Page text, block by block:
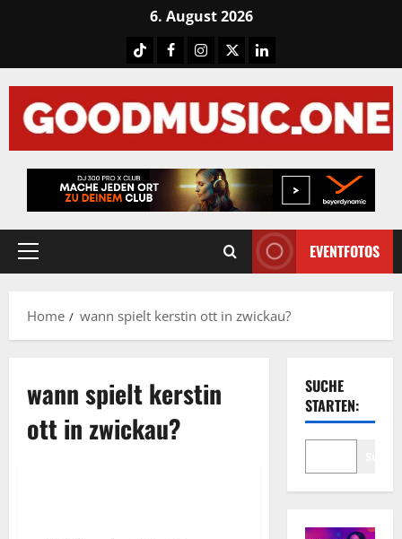
6. August 2026
TiktokFacebook
Instagram
X LinkedIN
Primary
EVENTFOTOS
Home wann spielt kerstin ott in zwickau?
wann spielt kerstin
ott in zwickau?
SUCHE
STARTEN: